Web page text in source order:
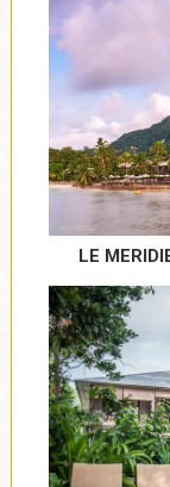
LE